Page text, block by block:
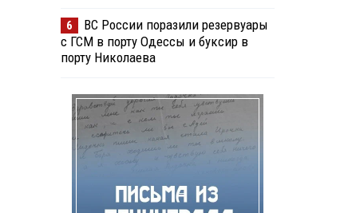
6
ВС России поразили резервуары
с ГСМ в порту Одессы и буксир в
порту Николаева